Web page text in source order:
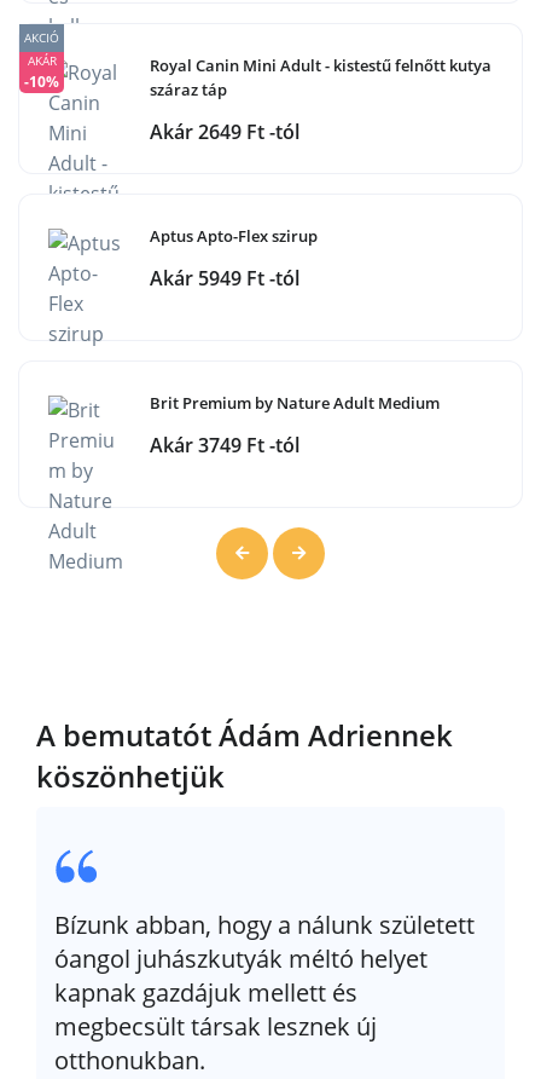
Royal Canin Mini Adult - kistestű felnőtt kutya
száraz táp
AKCIÓ
AKÁR
-10%
Akár 2649 Ft -tól
Aptus Apto-Flex szirup
Akár 5949 Ft -tól
Brit Premium by Nature Adult Medium
Akár 3749 Ft -tól
A bemutatót Ádám Adriennek
köszönhetjük
Bízunk abban, hogy a nálunk született
óangol juhászkutyák méltó helyet
kapnak gazdájuk mellett és
megbecsült társak lesznek új
otthonukban.